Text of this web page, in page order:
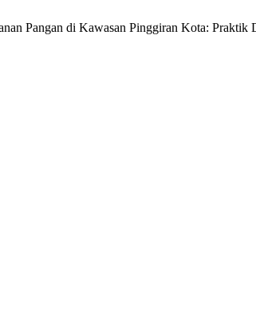
Pangan di Kawasan Pinggiran Kota: Praktik